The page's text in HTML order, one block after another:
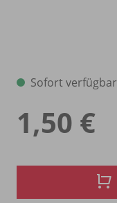
Sofort verfügbar
1,50 €